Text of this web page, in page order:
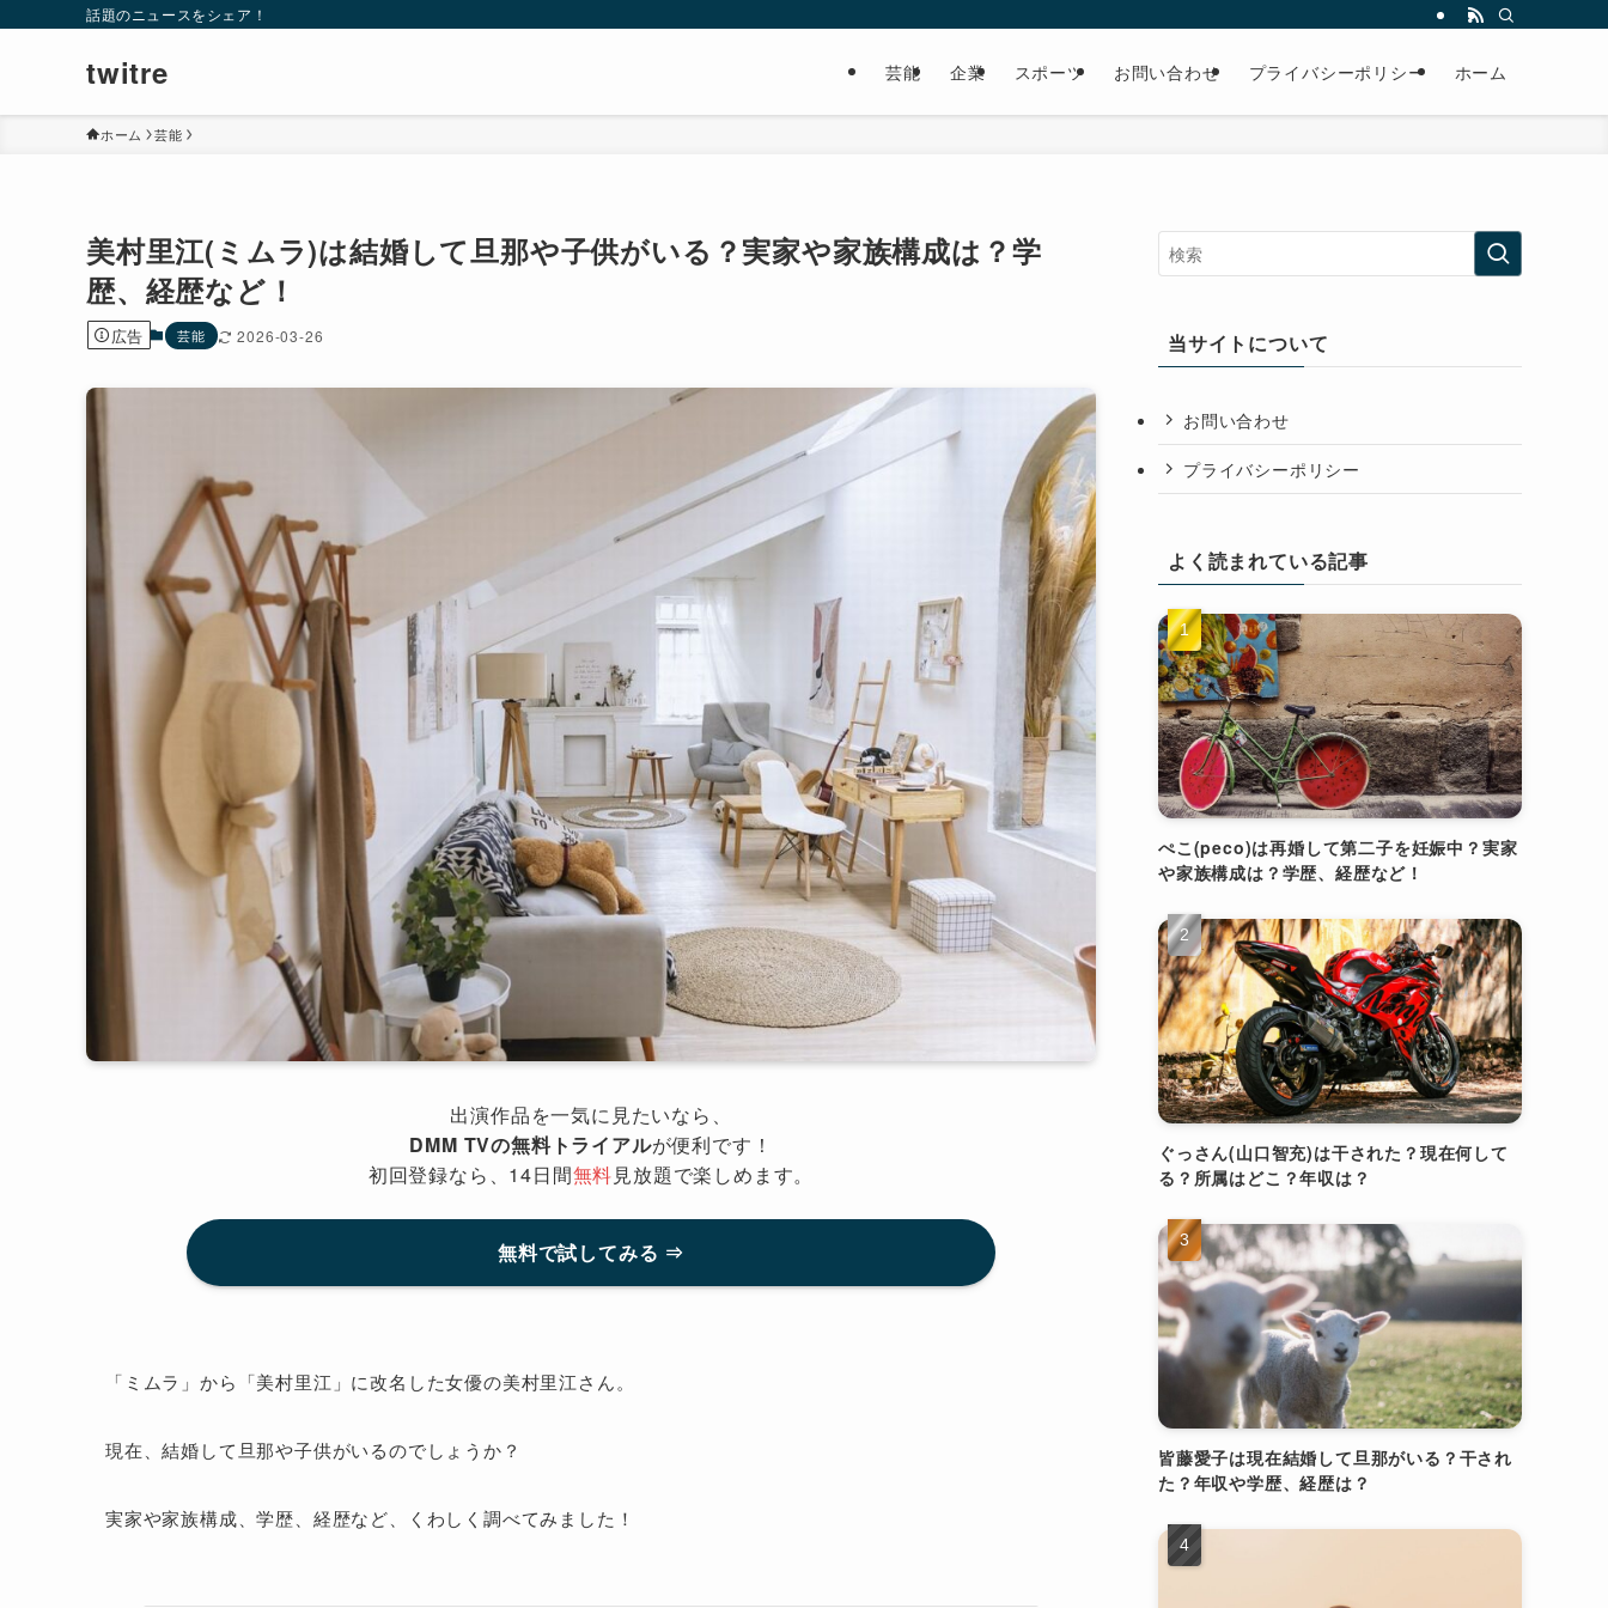
話題のニュースをシェア！
twitre 芸能 企業 スポーツ お問い合わせ プライバシーポリシー ホーム
ホーム 芸能
美村里江(ミムラ)は結婚して旦那や子供がいる？実家や家族構成は？学
歴、経歴など！
広告 芸能 2026-03-26
出演作品を一気に見たいなら、
DMM TVの無料トライアルが便利です！
初回登録なら、14日間無料見放題で楽しめます。
無料で試してみる ⇒
「ミムラ」から「美村里江」に改名した女優の美村里江さん。
現在、結婚して旦那や子供がいるのでしょうか？
実家や家族構成、学歴、経歴など、くわしく調べてみました！
当サイトについて
お問い合わせ
プライバシーポリシー
よく読まれている記事
ぺこ(peco)は再婚して第二子を妊娠中？実家
や家族構成は？学歴、経歴など！
ぐっさん(山口智充)は干された？現在何して
る？所属はどこ？年収は？
皆藤愛子は現在結婚して旦那がいる？干され
た？年収や学歴、経歴は？